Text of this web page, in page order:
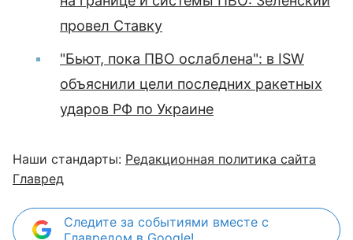
провел Ставку
"Бьют, пока ПВО ослаблена": в ISW
объяснили цели последних ракетных
ударов РФ по Украине
Наши стандарты: Редакционная политика сайта
Главред
Следите за событиями вместе с